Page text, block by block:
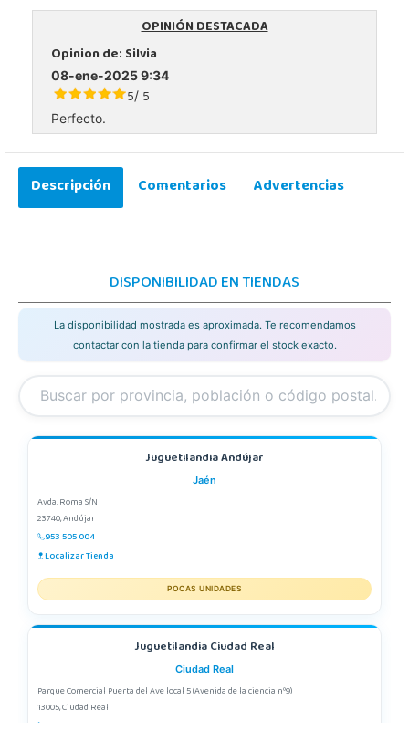
OPINIÓN DESTACADA
Opinion de:Silvia
08-ene-2025 9:34
5/ 5
Perfecto.
Descripción Comentarios Advertencias
DISPONIBILIDAD EN TIENDAS
La disponibilidad mostrada es aproximada. Te recomendamos
contactar con la tienda para confirmar el stock exacto.
Juguetilandia Andújar
Jaén
Avda. Roma S/N
23740, Andújar
953 505 004
Localizar Tienda
POCAS UNIDADES
Juguetilandia Ciudad Real
Ciudad Real
Parque Comercial Puerta del Ave local 5 (Avenida de la ciencia nº9)
13005, Ciudad Real